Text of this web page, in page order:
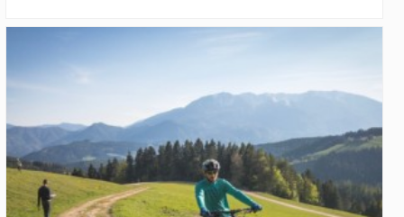
Ten
ma
wiele
wariantów.
Opcje